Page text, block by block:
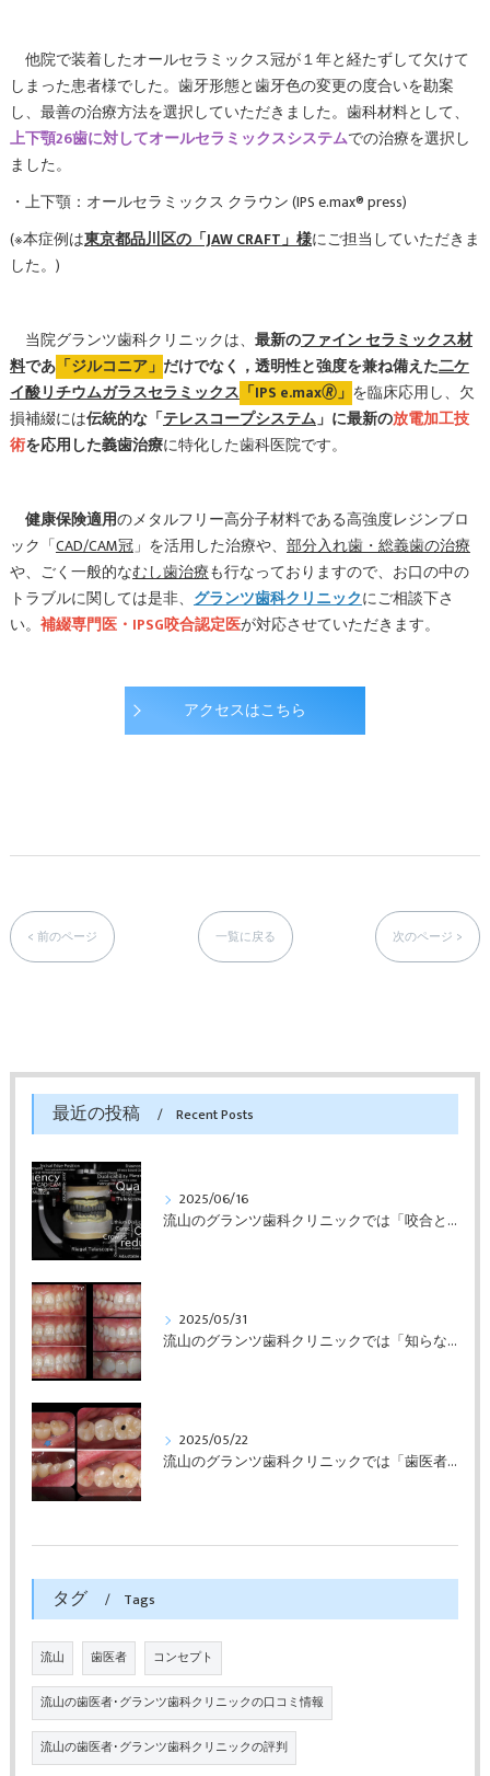
他院で装着したオールセラミックス冠が１年と経たずして欠けて
しまった患者様でした。歯牙形態と歯牙色の変更の度合いを勘案
し、最善の治療方法を選択していただきました。歯科材料として、
上下顎26歯に対してオールセラミックスシステムでの治療を選択し
ました。
・上下顎：オールセラミックス クラウン (IPS e.max® press)
(※本症例は東京都品川区の「JAW CRAFT」様にご担当していただきま
した。)
当院グランツ歯科クリニックは、 最新のファイン セラミックス材
料であ「ジルコニア」 だけでなく，透明性と強度を兼ね備えた二ケ
イ酸リチウムガラスセラミックス「IPS e.max🄬」 を臨床応用し、欠
損補綴には伝統的な「テレスコープシステム」に最新の放電加工技
術を応用した義歯治療に特化した歯科医院です。
健康保険適用のメタルフリー高分子材料である高強度レジンブロ
ック「CAD/CAM冠」を活用した治療や、 部分入れ歯・総義歯の治療
や、ごく一般的なむし歯治療も行なっておりますので、お口の中の
トラブルに関しては是非、 グランツ歯科クリニックにご相談下さ
い。 補綴専門医・IPSG咬合認定医が対応させていただきます。
アクセスはこちら
< 前のページ 一覧に戻る 次のページ >
最近の投稿 Recent Posts
2025/06/16
流山のグランツ歯科クリニックでは「咬合と審美」に特化した「補綴専門医」による診断・治療が受けられます。
2025/05/31
流山のグランツ歯科クリニックでは「知らない間に銀歯ばっかり」でもホワイトニングとセラミックスの専門治療が受けられます。
2025/05/22
流山のグランツ歯科クリニックでは「歯医者が怖い」方でもインプラントやセラミックスの治療が受けられます。
タグ Tags
流山 歯医者 コンセプト
流山の歯医者･グランツ歯科クリニックの口コミ情報
流山の歯医者･グランツ歯科クリニックの評判